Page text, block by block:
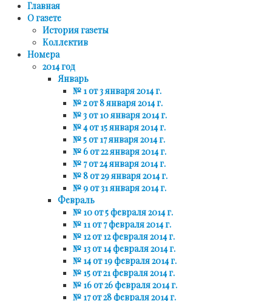
Главная
О газете
История газеты
Коллектив
Номера
2014 год
Январь
№ 1 от 3 января 2014 г.
№ 2 от 8 января 2014 г.
№ 3 от 10 января 2014 г.
№ 4 от 15 января 2014 г.
№ 5 от 17 января 2014 г.
№ 6 от 22 января 2014 г.
№ 7 от 24 января 2014 г.
№ 8 от 29 января 2014 г.
№ 9 от 31 января 2014 г.
Февраль
№ 10 от 5 февраля 2014 г.
№ 11 от 7 февраля 2014 г.
№ 12 от 12 февраля 2014 г.
№ 13 от 14 февраля 2014 г.
№ 14 от 19 февраля 2014 г.
№ 15 от 21 февраля 2014 г.
№ 16 от 26 февраля 2014 г.
№ 17 от 28 февраля 2014 г.